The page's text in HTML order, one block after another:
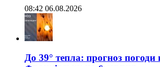
08:42 06.08.2026
До 39° тепла: прогноз погоди